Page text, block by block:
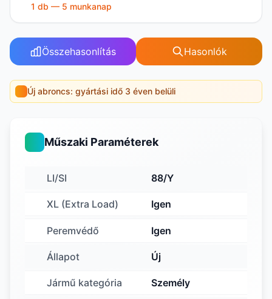
1 db — 5 munkanap
Összehasonlítás Hasonlók
Új abroncs: gyártási idő 3 éven belüli
Műszaki Paraméterek
LI/SI 88/Y
XL (Extra Load) Igen
Peremvédő Igen
Állapot Új
Jármű kategória Személy